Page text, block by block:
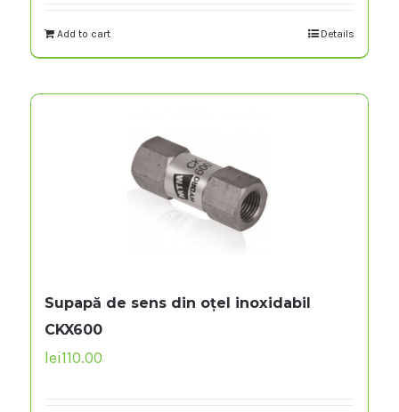
Add to cart Details
Supapă de sens din oțel inoxidabil
CKX600
lei110.00